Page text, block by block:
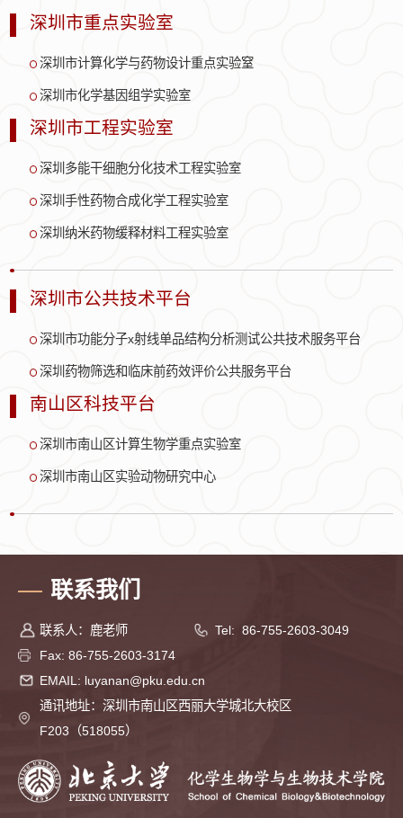
深圳市重点实验室
深圳市计算化学与药物设计重点实验窒
深圳市化学基因组学实验室
深圳市工程实验室
深圳多能干细胞分化技术工程实验室
深圳手性药物合成化学工程实验室
深圳纳米药物缓释材料工程实验室
深圳市公共技术平台
深圳市功能分子x射线单品结构分析测试公共技术服务平台
深圳药物筛选和临床前药效评价公共服务平台
南山区科技平台
深圳市南山区计算生物学重点实验室
深圳市南山区实验动物研究中心
联系我们
联系人：鹿老师
Tel: 86-755-2603-3049
Fax: 86-755-2603-3174
EMAIL: luyanan@pku.edu.cn
通讯地址：深圳市南山区西丽大学城北大校区
F203（518055）